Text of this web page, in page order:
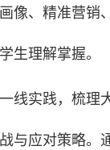
像、精准营销
生理解掌握。
线实践，梳理
与应对策略。